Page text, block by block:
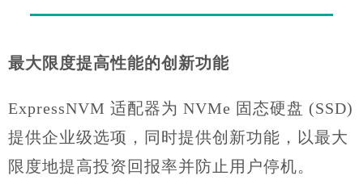
最大限度提高性能的创新功能
ExpressNVM 适配器为 NVMe 固态硬盘 (SSD)
提供企业级选项，同时提供创新功能，以最大
限度地提高投资回报率并防止用户停机。